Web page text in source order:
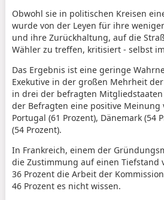
Obwohl sie in politischen Kreisen
wurde von der Leyen für ihre
und ihre Zurückhaltung, auf die
Wähler zu treffen, kritisiert - selbst
Das Ergebnis ist eine geringe
Exekutive in der großen Mehrheit
in drei der befragten
der Befragten eine positive Meinung
Portugal (61 Prozent), Dänemark (54
(54 Prozent).
In Frankreich, einem der
die Zustimmung auf einen Tiefstand
36 Prozent die Arbeit der
46 Prozent es nicht wissen.